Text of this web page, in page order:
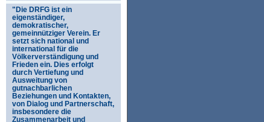
"Die DRFG ist ein
eigenständiger,
demokratischer,
gemeinnütziger Verein. Er
setzt sich national und
international für die
Völkerverständigung und
Frieden ein. Dies erfolgt
durch Vertiefung und
Ausweitung von
gutnachbarlichen
Beziehungen und Kontakten,
von Dialog und Partnerschaft,
insbesondere die
Zusammenarbeit und